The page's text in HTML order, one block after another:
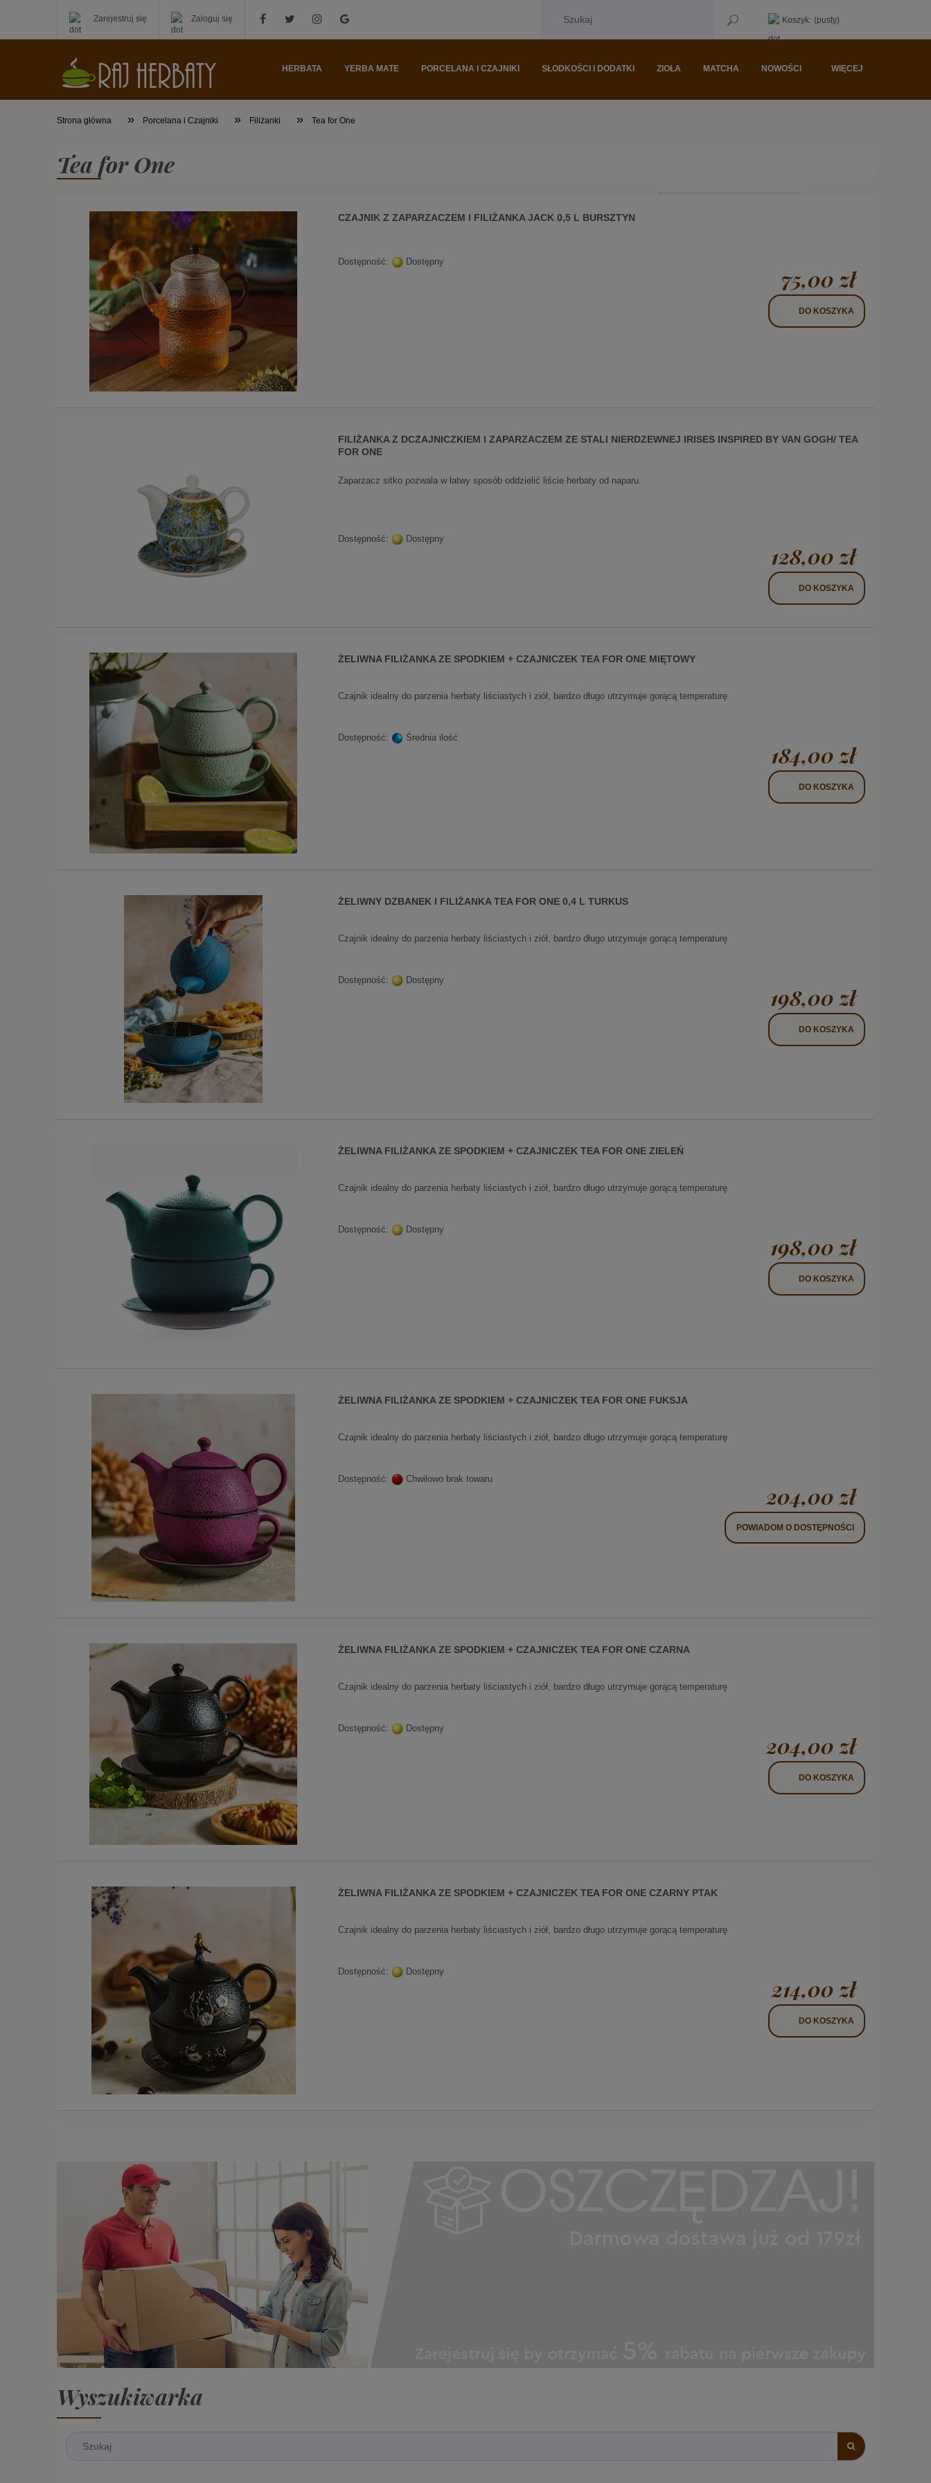
Zarejestruj się Zaloguj się Koszyk: (pusty)
HERBATA YERBA MATE PORCELANA I CZAJNIKI SŁODKOŚCI I DODATKI ZIOŁA MATCHA NOWOŚCI WIĘCEJ
Strona główna » Porcelana i Czajniki » Filiżanki » Tea for One
Tea for One
CZAJNIK Z ZAPARZACZEM I FILIŻANKA JACK 0,5 L BURSZTYN
Dostępność: Dostępny
75,00 zł
DO KOSZYKA
FILIŻANKA Z DCZAJNICZKIEM I ZAPARZACZEM ZE STALI NIERDZEWNEJ IRISES INSPIRED BY VAN GOGH/ TEA
FOR ONE
Zaparzacz sitko pozwala w łatwy sposób oddzielić liście herbaty od naparu.
Dostępność: Dostępny
128,00 zł
DO KOSZYKA
ŻELIWNA FILIŻANKA ZE SPODKIEM + CZAJNICZEK TEA FOR ONE MIĘTOWY
Czajnik idealny do parzenia herbaty liściastych i ziół, bardzo długo utrzymuje gorącą temperaturę
Dostępność: Średnia ilość
184,00 zł
DO KOSZYKA
ŻELIWNY DZBANEK I FILIŻANKA TEA FOR ONE 0,4 L TURKUS
Czajnik idealny do parzenia herbaty liściastych i ziół, bardzo długo utrzymuje gorącą temperaturę
Dostępność: Dostępny
198,00 zł
DO KOSZYKA
ŻELIWNA FILIŻANKA ZE SPODKIEM + CZAJNICZEK TEA FOR ONE ZIELEŃ
Czajnik idealny do parzenia herbaty liściastych i ziół, bardzo długo utrzymuje gorącą temperaturę
Dostępność: Dostępny
198,00 zł
DO KOSZYKA
ŻELIWNA FILIŻANKA ZE SPODKIEM + CZAJNICZEK TEA FOR ONE FUKSJA
Czajnik idealny do parzenia herbaty liściastych i ziół, bardzo długo utrzymuje gorącą temperaturę
Dostępność: Chwilowo brak towaru
204,00 zł
POWIADOM O DOSTĘPNOŚCI
ŻELIWNA FILIŻANKA ZE SPODKIEM + CZAJNICZEK TEA FOR ONE CZARNA
Czajnik idealny do parzenia herbaty liściastych i ziół, bardzo długo utrzymuje gorącą temperaturę
Dostępność: Dostępny
204,00 zł
DO KOSZYKA
ŻELIWNA FILIŻANKA ZE SPODKIEM + CZAJNICZEK TEA FOR ONE CZARNY PTAK
Czajnik idealny do parzenia herbaty liściastych i ziół, bardzo długo utrzymuje gorącą temperaturę
Dostępność: Dostępny
214,00 zł
DO KOSZYKA
Wyszukiwarka